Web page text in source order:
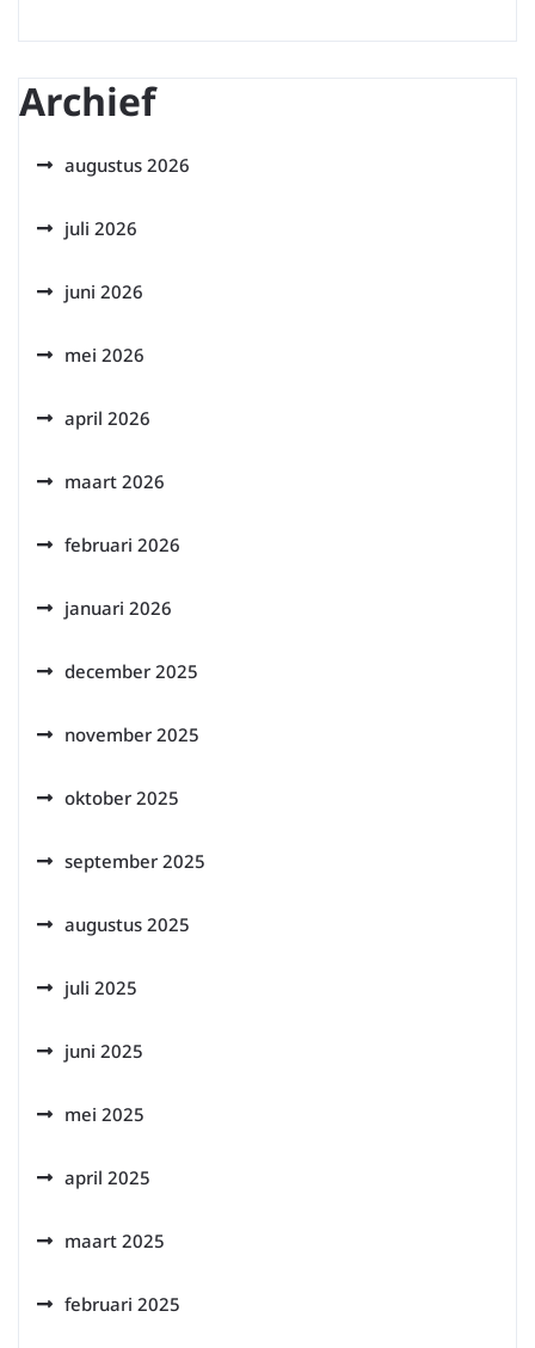
Archief
augustus 2026
juli 2026
juni 2026
mei 2026
april 2026
maart 2026
februari 2026
januari 2026
december 2025
november 2025
oktober 2025
september 2025
augustus 2025
juli 2025
juni 2025
mei 2025
april 2025
maart 2025
februari 2025